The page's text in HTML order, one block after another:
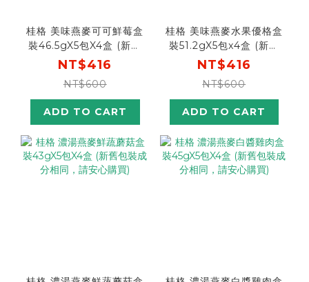
桂格 美味燕麥可可鮮莓盒
裝46.5gX5包X4盒 (新舊
包裝成分相同，請安心購
買)
NT$416
NT$600
ADD TO CART
桂格 美味燕麥水果優格盒
裝51.2gX5包x4盒 (新舊
包裝成分相同，請安心購
買)
NT$416
NT$600
ADD TO CART